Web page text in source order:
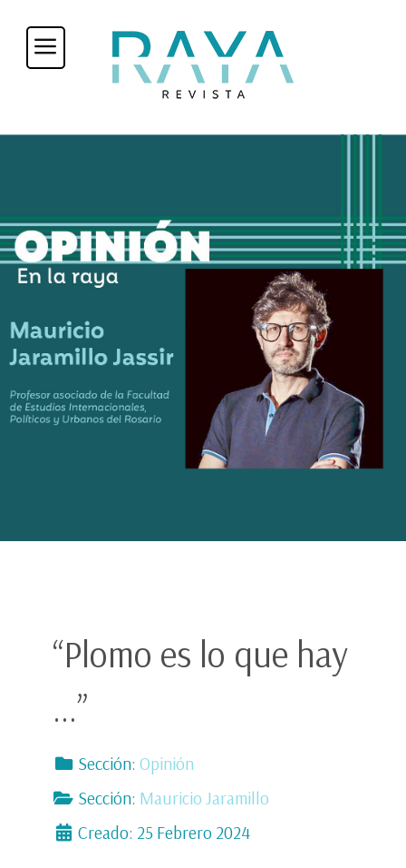
“Plomo es lo que hay
…”
Sección: Opinión
Sección: Mauricio Jaramillo
Creado: 25 Febrero 2024